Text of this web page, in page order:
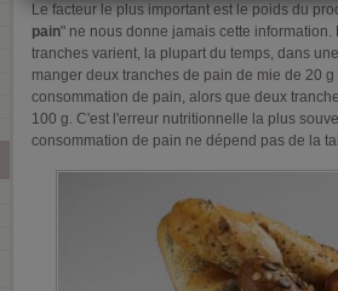
Le facteur le plus important est le poids du
pain" ne nous donne jamais cette
tranches varient, la plupart du temps, dans
manger deux tranches de pain de mie de 20
consommation de pain, alors que deux
100 g. C'est l'erreur nutritionnelle la plus
consommation de pain ne dépend pas de la